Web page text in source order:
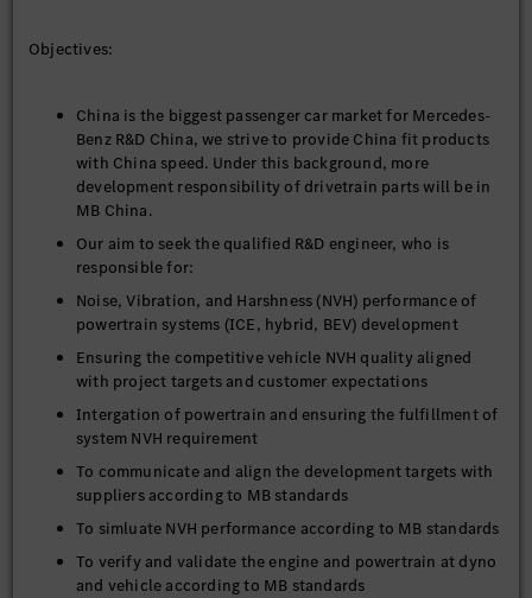
Objectives:
China is the biggest passenger car market for Mercedes-
Benz R&D China, we strive to provide China fit products
with China speed. Under this background, more
development responsibility of drivetrain parts will be in
MB China.
Our aim to seek the qualified R&D engineer, who is
responsible for:
Noise, Vibration, and Harshness (NVH) performance of
powertrain systems (ICE, hybrid, BEV) development
Ensuring the competitive vehicle NVH quality aligned
with project targets and customer expectations
Intergation of powertrain and ensuring the fulfillment of
system NVH requirement
To communicate and align the development targets with
suppliers according to MB standards
To simluate NVH performance according to MB standards
To verify and validate the engine and powertrain at dyno
and vehicle according to MB standards